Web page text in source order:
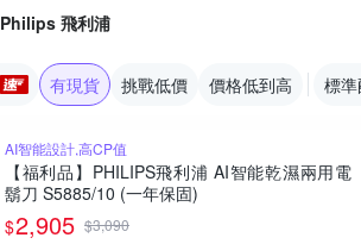
Philips 飛利浦
有現貨 挑戰低價 價格低到高 標
AI智能設計,高CP值
【福利品】PHILIPS飛利浦 AI智能乾濕兩用電
鬍刀 S5885/10 (一年保固)
$2,905 $3,090